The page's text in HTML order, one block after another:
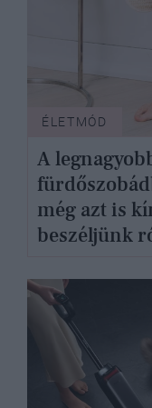
ÉLETMÓD
A
még azt is
beszéljünk